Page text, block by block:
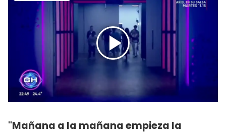
"Mañana a la mañana empieza la